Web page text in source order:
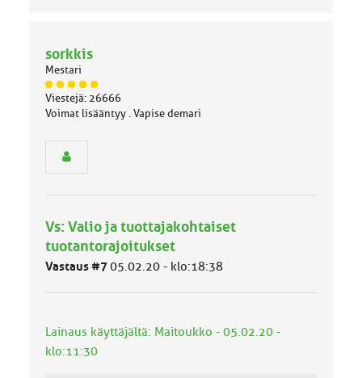
sorkkis
Mestari
J
ä
s
ä
l
o
:
Viestejä: 26666
Voimat lisääntyy . Vapise demari
Vs: Valio ja tuottajakohtaiset
tuotantorajoitukset
Vastaus #705.02.20 - klo:18:38
Lainaus käyttäjältä: Maitoukko - 05.02.20 -
klo:11:30